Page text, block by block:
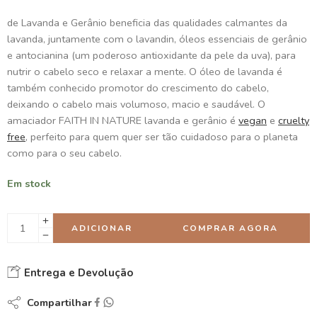
de Lavanda e Gerânio beneficia das qualidades calmantes da
lavanda, juntamente com o lavandin, óleos essenciais de gerânio
e antocianina (um poderoso antioxidante da pele da uva), para
nutrir o cabelo seco e relaxar a mente. O óleo de lavanda é
também conhecido promotor do crescimento do cabelo,
deixando o cabelo mais volumoso, macio e saudável. O
amaciador FAITH IN NATURE lavanda e gerânio é vegan e cruelty
free, perfeito para quem quer ser tão cuidadoso para o planeta
como para o seu cabelo.
Em stock
ADICIONAR COMPRAR AGORA
Entrega e Devolução
Compartilhar